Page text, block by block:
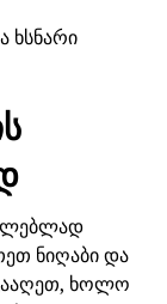
ხსნარი
ნიღაბი და
ხოლო